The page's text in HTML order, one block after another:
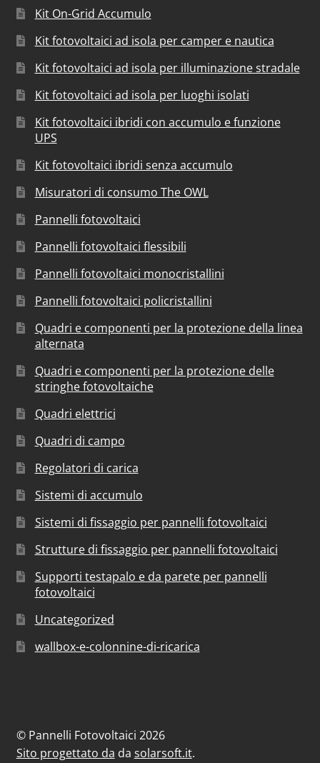
Kit On-Grid Accumulo
Kit fotovoltaici ad isola per camper e nautica
Kit fotovoltaici ad isola per illuminazione stradale
Kit fotovoltaici ad isola per luoghi isolati
Kit fotovoltaici ibridi con accumulo e funzione
UPS
Kit fotovoltaici ibridi senza accumulo
Misuratori di consumo The OWL
Pannelli fotovoltaici
Pannelli fotovoltaici flessibili
Pannelli fotovoltaici monocristallini
Pannelli fotovoltaici policristallini
Quadri e componenti per la protezione della linea
alternata
Quadri e componenti per la protezione delle
stringhe fotovoltaiche
Quadri elettrici
Quadri di campo
Regolatori di carica
Sistemi di accumulo
Sistemi di fissaggio per pannelli fotovoltaici
Strutture di fissaggio per pannelli fotovoltaici
Supporti testapalo e da parete per pannelli
fotovoltaici
Uncategorized
wallbox-e-colonnine-di-ricarica
© Pannelli Fotovoltaici 2026
Sito progettato da da solarsoft.it.